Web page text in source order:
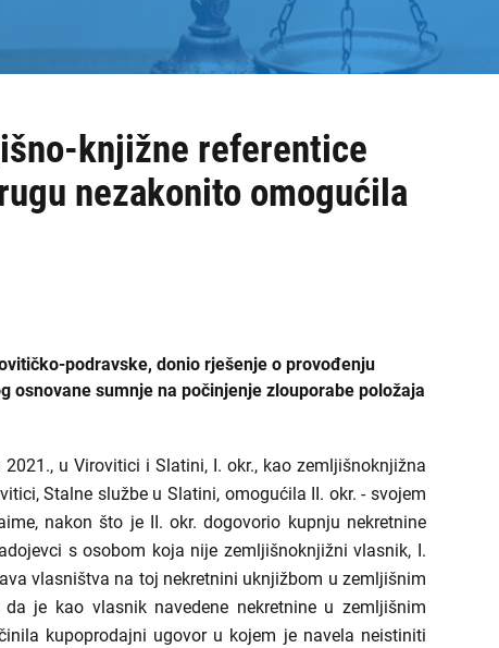
knjižne referentice
nezakonito omogućila
podravske, donio rješenje o provođenju
osnovane sumnje na počinjenje zlouporabe položaja
u Virovitici i Slatini, I. okr., kao zemljišnoknjižna
Stalne službe u Slatini, omogućila II. okr. - svojem
nakon što je II. okr. dogovorio kupnju nekretnine
s osobom koja nije zemljišnoknjižni vlasnik, I.
vlasništva na toj nekretnini uknjižbom u zemljišnim
je kao vlasnik navedene nekretnine u zemljišnim
kupoprodajni ugovor u kojem je navela neistiniti